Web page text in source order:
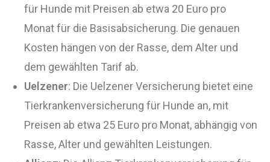
für Hunde mit Preisen ab etwa 20 Euro pro
Monat für die Basisabsicherung. Die genauen
Kosten hängen von der Rasse, dem Alter und
dem gewählten Tarif ab.
Uelzener: Die Uelzener Versicherung bietet eine
Tierkrankenversicherung für Hunde an, mit
Preisen ab etwa 25 Euro pro Monat, abhängig von
Rasse, Alter und gewählten Leistungen.